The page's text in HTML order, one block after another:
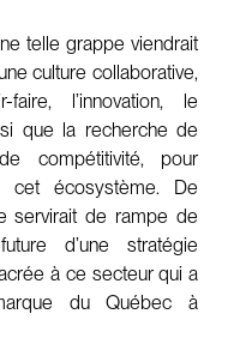
telle grappe viendrait
culture collaborative,
l’innovation, le
que la recherche de
compétitivité, pour
cet écosystème. De
servirait de rampe de
d’une stratégie
à ce secteur qui a
du Québec à